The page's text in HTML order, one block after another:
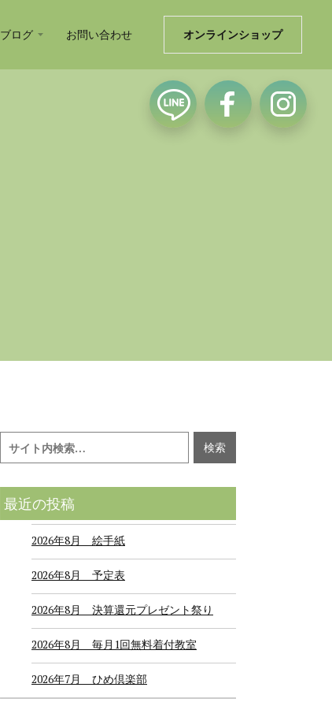
ブログ お問い合わせ オンラインショップ
最近の投稿
2026年8月 絵手紙
2026年8月 予定表
2026年8月 決算還元プレゼント祭り
2026年8月 毎月1回無料着付教室
2026年7月 ひめ倶楽部